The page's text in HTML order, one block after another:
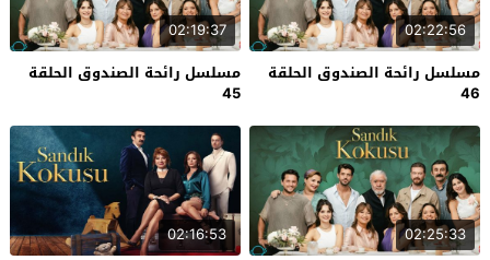
02:22:56
مسلسل رائحة الصندوق الحلقة
46
02:19:37
مسلسل رائحة الصندوق الحلقة
45
02:25:33
02:16:53